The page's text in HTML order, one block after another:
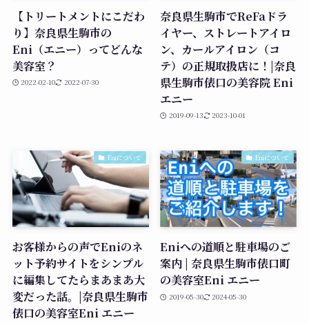
【トリートメントにこだわ
り】奈良県生駒市の
Eni（エニー）ってどんな
美容室？
2022-02-10 2022-07-30
奈良県生駒市でReFaドラ
イヤー、ストレートアイロ
ン、カールアイロン（コ
テ）の正規取扱店に！|奈良
県生駒市俵口の美容院 Eni
エニー
2019-09-13 2023-10-01
Eniについて
お客様からの声でEniのネ
ット予約サイトをシンプル
に編集してたらまあまあ大
変だった話。|奈良県生駒市
俵口の美容室Eni エニー
Eniについて
Eniへの道順と駐車場のご
案内 | 奈良県生駒市俵口町
の美容室Eni エニー
2019-05-30 2024-05-30